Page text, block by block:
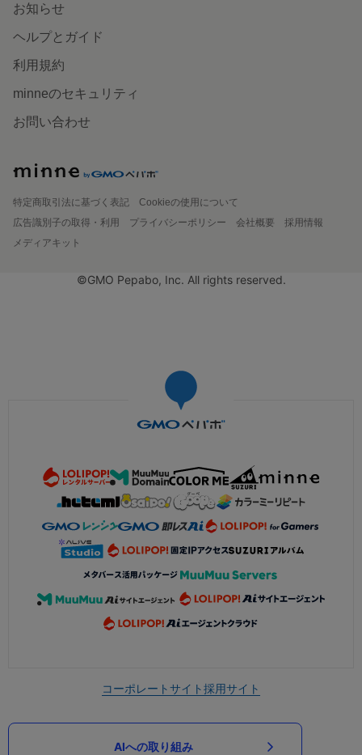
お知らせ
ヘルプとガイド
利用規約
minneのセキュリティ
お問い合わせ
特定商取引法に基づく表記
Cookieの使用について
広告識別子の取得・利用
プライバシーポリシー 会社概要
採用情報
メディアキット
©GMO Pepabo, Inc. All rights reserved.
コーポレートサイト採用サイト
AIへの取り組み